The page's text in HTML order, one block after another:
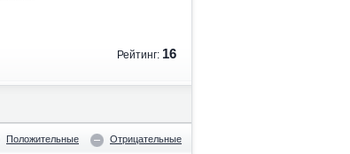
Рейтинг: 16
Положительные Отрицательные